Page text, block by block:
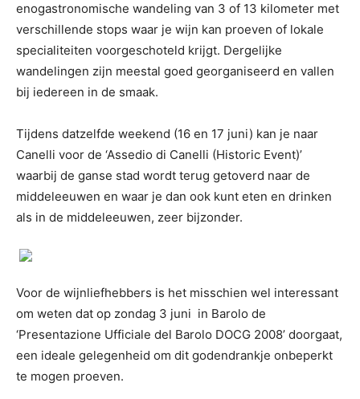
enogastronomische wandeling van 3 of 13 kilometer met
verschillende stops waar je wijn kan proeven of lokale
specialiteiten voorgeschoteld krijgt. Dergelijke
wandelingen zijn meestal goed georganiseerd en vallen
bij iedereen in de smaak.
Tijdens datzelfde weekend (16 en 17 juni) kan je naar
Canelli voor de ‘Assedio di Canelli (Historic Event)’
waarbij de ganse stad wordt terug getoverd naar de
middeleeuwen en waar je dan ook kunt eten en drinken
als in de middeleeuwen, zeer bijzonder.
Voor de wijnliefhebbers is het misschien wel interessant
om weten dat op zondag 3 juni in Barolo de
‘Presentazione Ufficiale del Barolo DOCG 2008’ doorgaat,
een ideale gelegenheid om dit godendrankje onbeperkt
te mogen proeven.